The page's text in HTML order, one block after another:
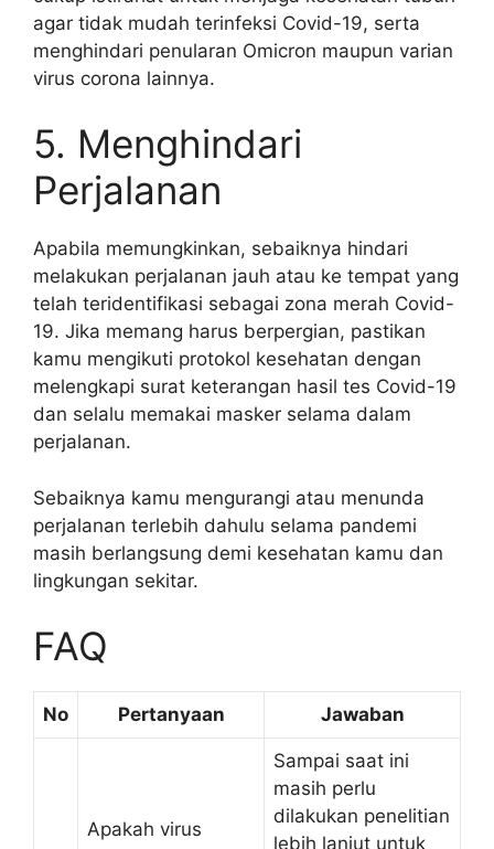
agar tidak mudah terinfeksi Covid-19, serta
menghindari penularan Omicron maupun varian
virus corona lainnya.
5. Menghindari
Perjalanan
Apabila memungkinkan, sebaiknya hindari
melakukan perjalanan jauh atau ke tempat yang
telah teridentifikasi sebagai zona merah Covid-
19. Jika memang harus berpergian, pastikan
kamu mengikuti protokol kesehatan dengan
melengkapi surat keterangan hasil tes Covid-19
dan selalu memakai masker selama dalam
perjalanan.
Sebaiknya kamu mengurangi atau menunda
perjalanan terlebih dahulu selama pandemi
masih berlangsung demi kesehatan kamu dan
lingkungan sekitar.
FAQ
No Pertanyaan Jawaban
Apakah virus
Sampai saat ini
masih perlu
dilakukan penelitian
lebih lanjut untuk